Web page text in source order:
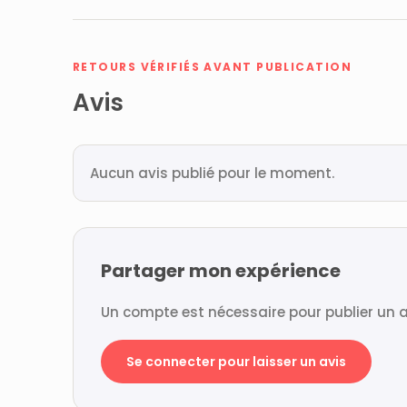
RETOURS VÉRIFIÉS AVANT PUBLICATION
Avis
Aucun avis publié pour le moment.
Partager mon expérience
Un compte est nécessaire pour publier un
Se connecter pour laisser un avis